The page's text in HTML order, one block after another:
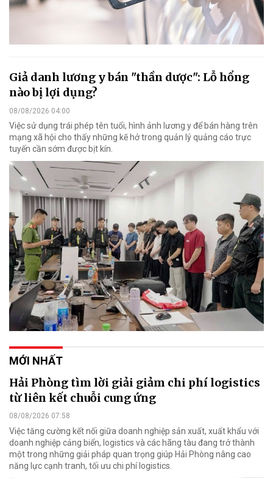
Giả danh lương y bán "thần dược": Lỗ hổng
nào bị lợi dụng?
08/08/2026 04:00
Việc sử dụng trái phép tên tuổi, hình ảnh lương y để bán hàng trên
mạng xã hội cho thấy những kẽ hở trong quản lý quảng cáo trực
tuyến cần sớm được bịt kín.
MỚI NHẤT
Hải Phòng tìm lời giải giảm chi phí logistics
từ liên kết chuỗi cung ứng
08/08/2026 07:58
Việc tăng cường kết nối giữa doanh nghiệp sản xuất, xuất khẩu với
doanh nghiệp cảng biển, logistics và các hãng tàu đang trở thành
một trong những giải pháp quan trọng giúp Hải Phòng nâng cao
năng lực cạnh tranh, tối ưu chi phí logistics.